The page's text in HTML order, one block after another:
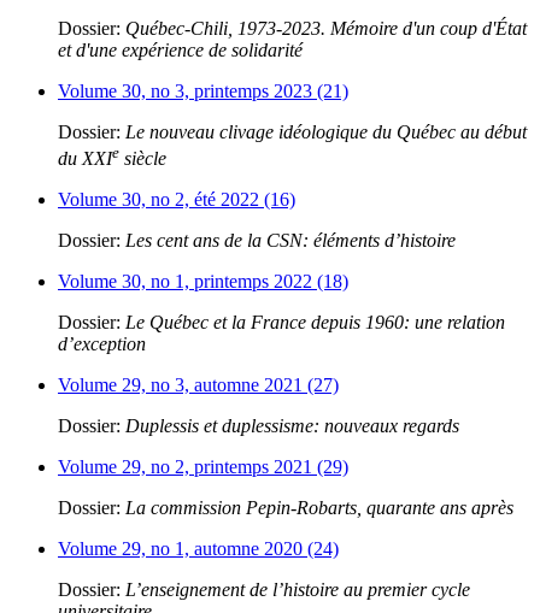
Dossier: Québec-Chili, 1973-2023. Mémoire d'un coup d'État
et d'une expérience de solidarité
Volume 30, no 3, printemps 2023 (21)
Dossier: Le nouveau clivage idéologique du Québec au début
du XXIe siècle
Volume 30, no 2, été 2022 (16)
Dossier: Les cent ans de la CSN: éléments d’histoire
Volume 30, no 1, printemps 2022 (18)
Dossier: Le Québec et la France depuis 1960: une relation
d’exception
Volume 29, no 3, automne 2021 (27)
Dossier: Duplessis et duplessisme: nouveaux regards
Volume 29, no 2, printemps 2021 (29)
Dossier: La commission Pepin-Robarts, quarante ans après
Volume 29, no 1, automne 2020 (24)
Dossier: L’enseignement de l’histoire au premier cycle